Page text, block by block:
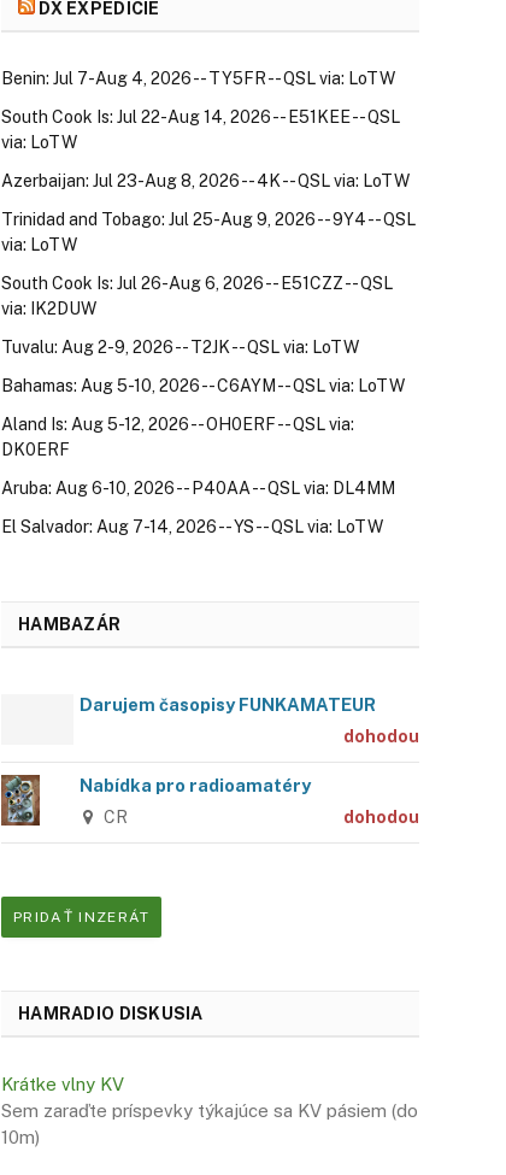
DX EXPEDÍCIE
Benin: Jul 7-Aug 4, 2026 -- TY5FR -- QSL via: LoTW
South Cook Is: Jul 22-Aug 14, 2026 -- E51KEE -- QSL
via: LoTW
Azerbaijan: Jul 23-Aug 8, 2026 -- 4K -- QSL via: LoTW
Trinidad and Tobago: Jul 25-Aug 9, 2026 -- 9Y4 -- QSL
via: LoTW
South Cook Is: Jul 26-Aug 6, 2026 -- E51CZZ -- QSL
via: IK2DUW
Tuvalu: Aug 2-9, 2026 -- T2JK -- QSL via: LoTW
Bahamas: Aug 5-10, 2026 -- C6AYM -- QSL via: LoTW
Aland Is: Aug 5-12, 2026 -- OH0ERF -- QSL via:
DK0ERF
Aruba: Aug 6-10, 2026 -- P40AA -- QSL via: DL4MM
El Salvador: Aug 7-14, 2026 -- YS -- QSL via: LoTW
HAMBAZÁR
Darujem časopisy FUNKAMATEUR
dohodou
Nabídka pro radioamatéry
CR dohodou
PRIDAŤ INZERÁT
HAMRADIO DISKUSIA
Krátke vlny KV
Sem zaraďte príspevky týkajúce sa KV pásiem (do
10m)